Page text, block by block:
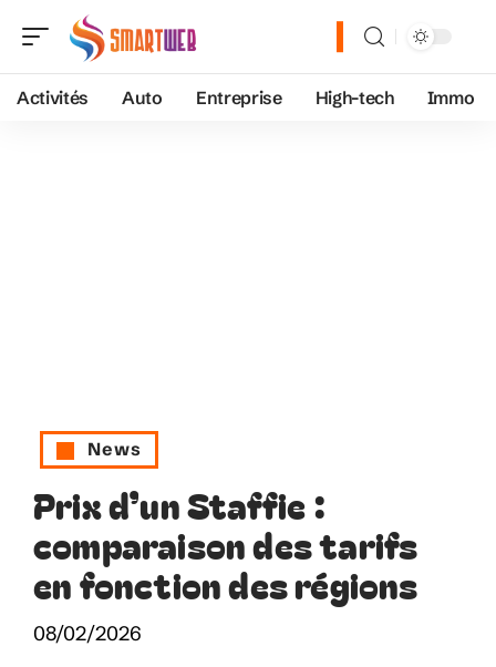
Activités Auto Entreprise High-tech Immo
News
Prix d’un Staffie :
comparaison des tarifs
en fonction des régions
08/02/2026